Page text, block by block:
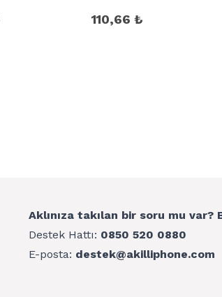
110,66 ₺
Aklınıza takılan bir soru mu var?
Destek Hattı: 0850 520 0880
E-posta: destek@akilliphone.com